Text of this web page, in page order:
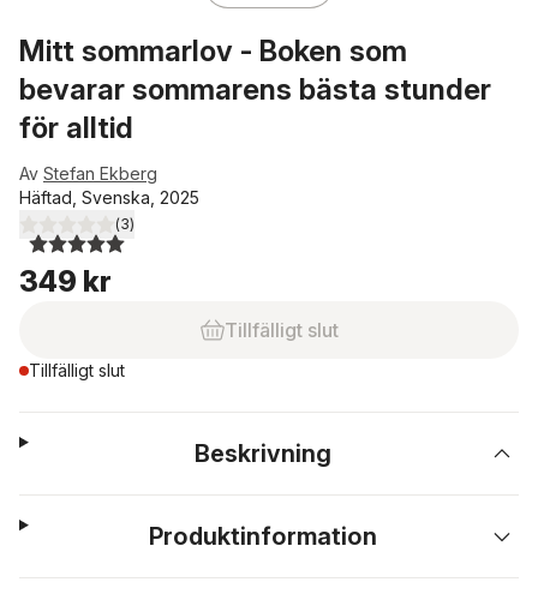
Mitt sommarlov - Boken som
bevarar sommarens bästa stunder
för alltid
Av Stefan Ekberg
Häftad, Svenska, 2025
5,0utav 5 stjärnor. Totalt antal röster:
(3)
349 kr
Tillfälligt slut
Tillfälligt slut
Beskrivning
Produktinformation